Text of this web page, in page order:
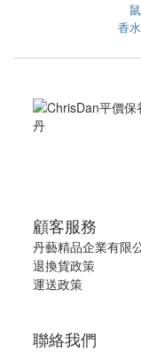
香
顧客服務
丹藝精品企業有限
退換貨政策
運送政策
聯絡我們